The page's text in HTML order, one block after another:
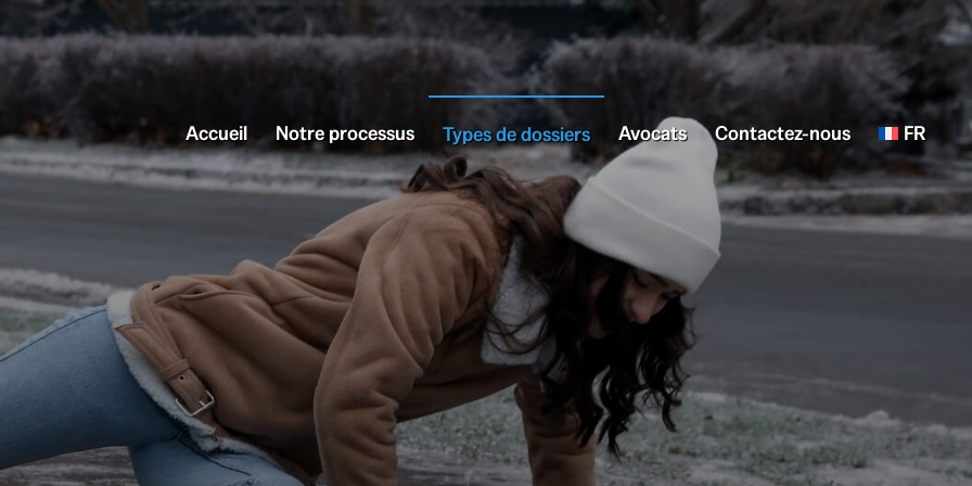
Accueil Notre processus Types de dossiers Avocats Contactez-nous FR